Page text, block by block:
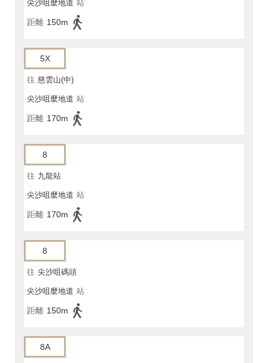
尖沙咀麼地道 站
距離 150m
5X
往 慈雲山(中)
尖沙咀麼地道 站
距離 170m
8
往 九龍站
尖沙咀麼地道 站
距離 170m
8
往 尖沙咀碼頭
尖沙咀麼地道 站
距離 150m
8A